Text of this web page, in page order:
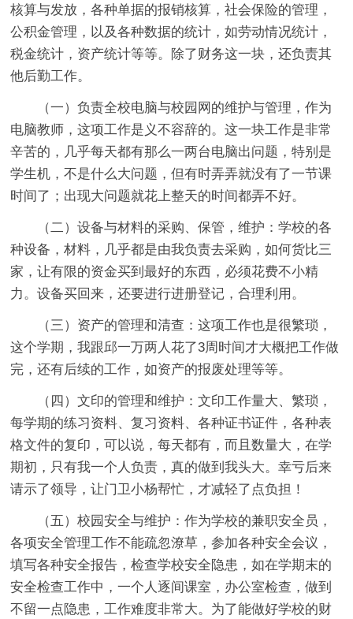
核算与发放，各种单据的报销核算，社会保险的管理，
公积金管理，以及各种数据的统计，如劳动情况统计，
税金统计，资产统计等等。除了财务这一块，还负责其
他后勤工作。
（一）负责全校电脑与校园网的维护与管理，作为
电脑教师，这项工作是义不容辞的。这一块工作是非常
辛苦的，几乎每天都有那么一两台电脑出问题，特别是
学生机，不是什么大问题，但有时弄弄就没有了一节课
时间了；出现大问题就花上整天的时间都弄不好。
（二）设备与材料的采购、保管，维护：学校的各
种设备，材料，几乎都是由我负责去采购，如何货比三
家，让有限的资金买到最好的东西，必须花费不小精
力。设备买回来，还要进行进册登记，合理利用。
（三）资产的管理和清查：这项工作也是很繁琐，
这个学期，我跟邱一万两人花了3周时间才大概把工作做
完，还有后续的工作，如资产的报废处理等等。
（四）文印的管理和维护：文印工作量大、繁琐，
每学期的练习资料、复习资料、各种证书证件，各种表
格文件的复印，可以说，每天都有，而且数量大，在学
期初，只有我一个人负责，真的做到我头大。幸亏后来
请示了领导，让门卫小杨帮忙，才减轻了点负担！
（五）校园安全与维护：作为学校的兼职安全员，
各项安全管理工作不能疏忽潦草，参加各种安全会议，
填写各种安全报告，检查学校安全隐患，如在学期末的
安全检查工作中，一个人逐间课室，办公室检查，做到
不留一点隐患，工作难度非常大。为了能做好学校的财